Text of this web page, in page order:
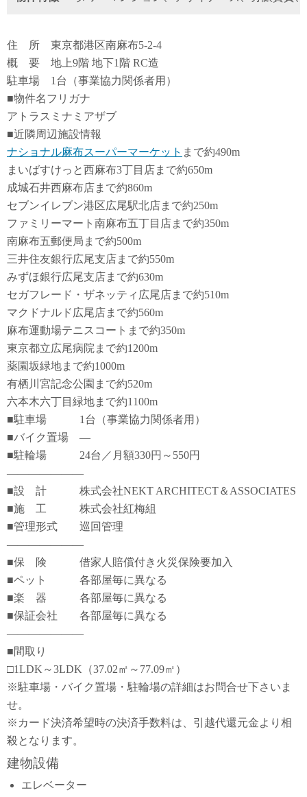
住 所 東京都港区南麻布5-2-4
概 要 地上9階 地下1階 RC造
駐車場 1台（事業協力関係者用）
■物件名フリガナ
アトラスミナミアザブ
■近隣周辺施設情報
ナショナル麻布スーパーマーケット まで約490m
まいばすけっと西麻布3丁目店まで約650m
成城石井西麻布店まで約860m
セブンイレブン港区広尾駅北店まで約250m
ファミリーマート南麻布五丁目店まで約350m
南麻布五郵便局まで約500m
三井住友銀行広尾支店まで約550m
みずほ銀行広尾支店まで約630m
セガフレード・ザネッティ広尾店まで約510m
マクドナルド広尾店まで約560m
麻布運動場テニスコートまで約350m
東京都立広尾病院まで約1200m
薬園坂緑地まで約1000m
有栖川宮記念公園まで約520m
六本木六丁目緑地まで約1100m
■駐車場 1台（事業協力関係者用）
■バイク置場 ―
■駐輪場 24台／月額330円～550円
―――――――
■設 計 株式会社NEKT ARCHITECT＆ASSOCIATES
■施 工 株式会社紅梅組
■管理形式 巡回管理
―――――――
■保 険 借家人賠償付き火災保険要加入
■ペット 各部屋毎に異なる
■楽 器 各部屋毎に異なる
■保証会社 各部屋毎に異なる
―――――――
■間取り
□1LDK～3LDK（37.02㎡～77.09㎡）
※駐車場・バイク置場・駐輪場の詳細はお問合せ下さいま
せ。
※カード決済希望時の決済手数料は、引越代還元金より相
殺となります。
建物設備
エレベーター